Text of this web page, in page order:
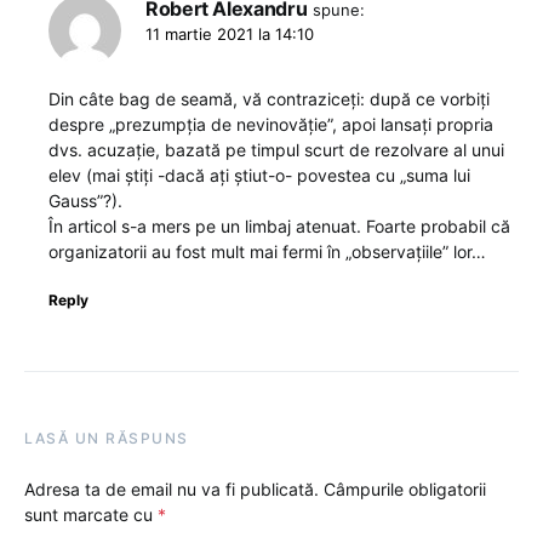
Robert Alexandru spune:
11 martie 2021 la 14:10
Din câte bag de seamă, vă contraziceți: după ce vorbiți
despre „prezumpția de nevinovăție”, apoi lansați propria
dvs. acuzație, bazată pe timpul scurt de rezolvare al unui
elev (mai știți -dacă ați știut-o- povestea cu „suma lui
Gauss”?).
În articol s-a mers pe un limbaj atenuat. Foarte probabil că
organizatorii au fost mult mai fermi în „observațiile” lor…
Reply
LASĂ UN RĂSPUNS
Adresa ta de email nu va fi publicată. Câmpurile obligatorii
sunt marcate cu *